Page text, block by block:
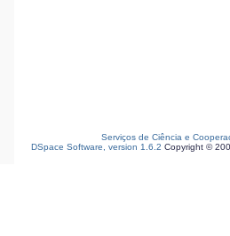
Serviços de Ciência e
DSpace Software, version 1.6.2 Copyright ©